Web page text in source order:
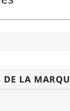
DE LA